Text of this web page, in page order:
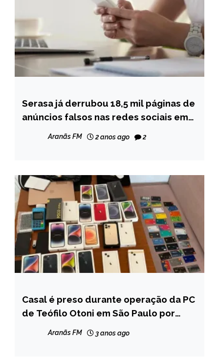
BRASIL
NOTÍCIAS
Serasa já derrubou 18,5 mil páginas de
anúncios falsos nas redes sociais em
Aranãs FM 2 anos ago 2
CAPELINHA
MINAS
Casal é preso durante operação da PC
de Teófilo Otoni em São Paulo por
Aranãs FM 3 anos ago